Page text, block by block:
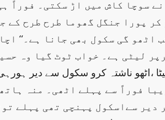
نے سوچا کاش میں اڑ سکتی۔
کر پورا جنگل گھوما طرح طرح کے
لیٹی ہے۔ خواب ٹوٹ گیا وہ
فوراً سے پہلے اٹھی۔ منہ
دیر سےاسکول پہنچی تھی پہلے